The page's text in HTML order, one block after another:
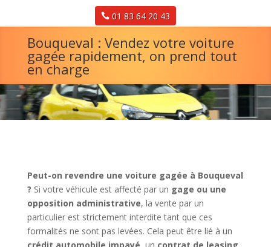
01 83 64 20 43
Bouqueval : Vendez votre voiture
gagée rapidement, on prend tout
en charge
Peut-on revendre une voiture gagée à Bouqueval
? Si votre véhicule est affecté par un gage ou une
opposition administrative, la vente par un
particulier est strictement interdite tant que ces
formalités ne sont pas levées. Cela peut être lié à un
crédit automobile impayé, un contrat de leasing